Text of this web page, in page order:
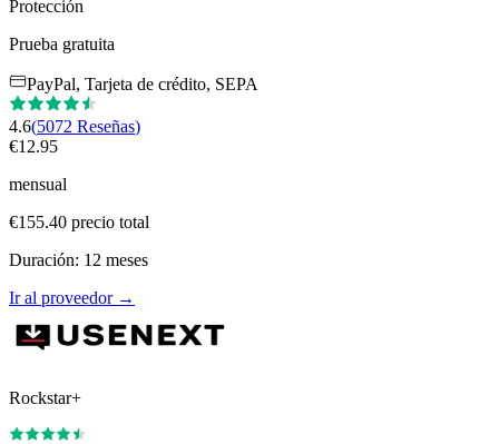
Protección
Prueba gratuita
PayPal, Tarjeta de crédito, SEPA
4.6(5072 Reseñas)
€12.95
mensual
€155.40 precio total
Duración: 12 meses
Ir al proveedor→
Rockstar+